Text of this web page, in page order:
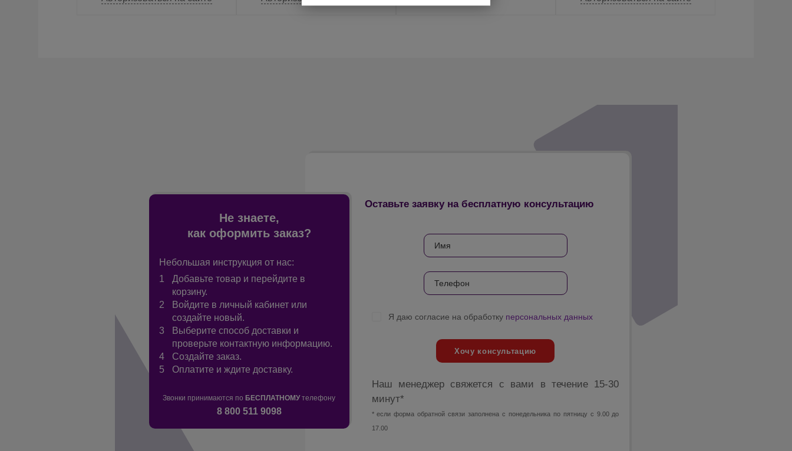
Не знаете,
как оформить заказ?
Небольшая инструкция от нас:
Добавьте товар и перейдите в
корзину.
Войдите в личный кабинет или
создайте новый.
Выберите способ доставки и
проверьте контактную информацию.
Создайте заказ.
Оплатите и ждите доставку.
Звонки принимаются по БЕСПЛАТНОМУтелефону
8 800 511 9098
Оставьте заявку на бесплатную консультацию
Я даю согласие на обработку персональных данных
Хочу консультацию
Наш менеджер свяжется с вами в течение 15-30
минут*
* если форма обратной связи заполнена с понедельника по пятницу с 9.00 до
17.00